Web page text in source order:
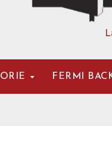
FERMI